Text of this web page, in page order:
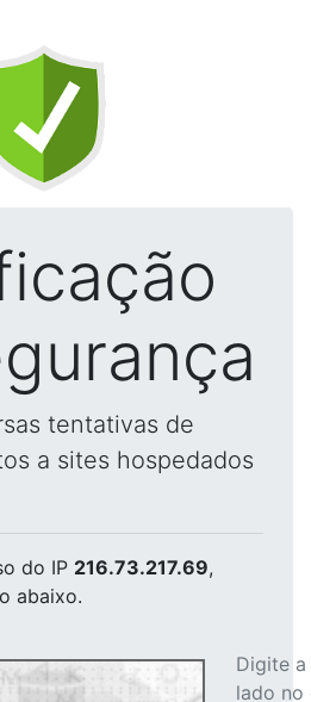
tentativas de
a sites hospedados
do IP 216.73.217.69,
abaixo.
Digite
lado no